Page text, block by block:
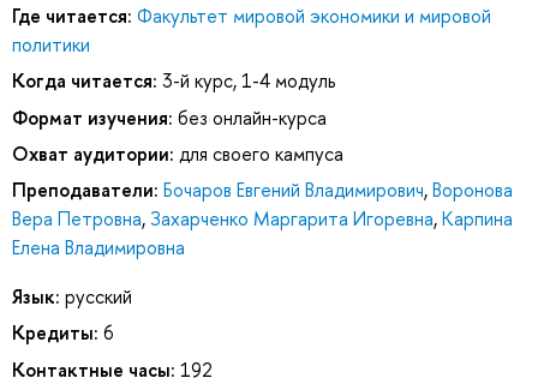
Где читается: Факультет мировой экономики и мировой
политики
Когда читается: 3-й курс, 1-4 модуль
Формат изучения: без онлайн-курса
Охват аудитории: для своего кампуса
Преподаватели: Бочаров Евгений Владимирович,Воронова
Вера Петровна, Захарченко Маргарита Игоревна,Карпина
Елена Владимировна
Язык: русский
Кредиты: 6
Контактные часы: 192